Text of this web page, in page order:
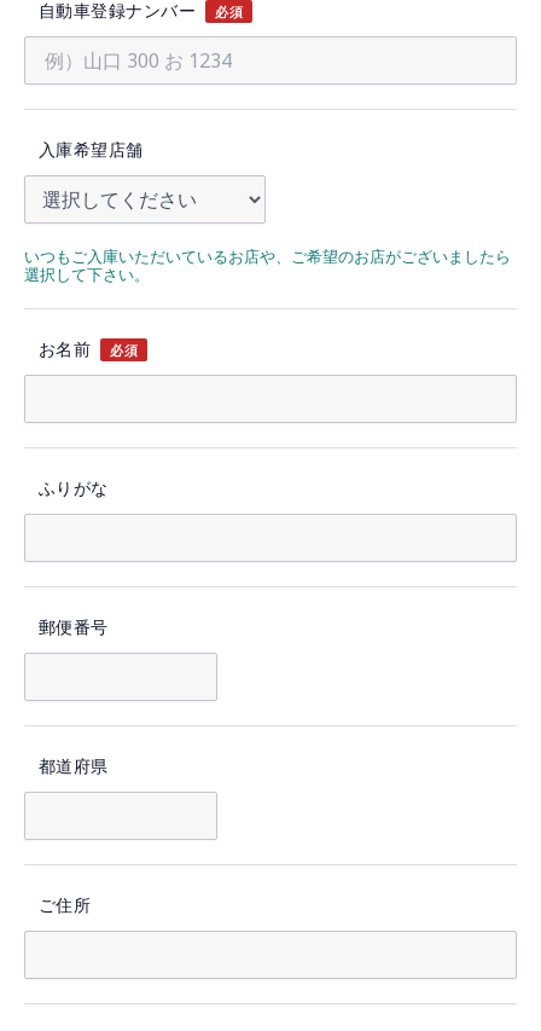
自動車登録ナンバー 必須
入庫希望店舗
いつもご入庫いただいているお店や、ご希望のお店がございましたら
選択して下さい。
お名前 必須
ふりがな
郵便番号
都道府県
ご住所